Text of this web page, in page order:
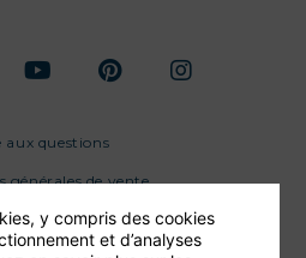
aux questions
générales de vente
légales
y compris des cookies
et d’analyses